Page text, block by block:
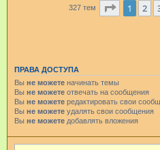
327 тем 1 2
ПРАВА ДОСТУПА
Вы не можете начинать темы
Вы не можете отвечать на сообщения
Вы не можете редактировать свои
Вы не можете удалять свои сообщения
Вы не можете добавлять вложения